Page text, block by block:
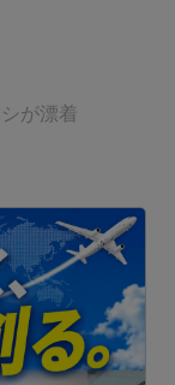
が漂着